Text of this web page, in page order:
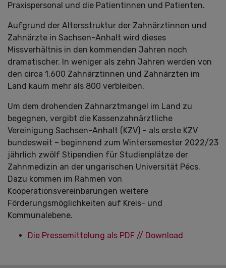
Praxispersonal und die Patientinnen und Patienten.
Aufgrund der Altersstruktur der Zahnärztinnen und
Zahnärzte in Sachsen-Anhalt wird dieses
Missverhältnis in den kommenden Jahren noch
dramatischer. In weniger als zehn Jahren werden von
den circa 1.600 Zahnärztinnen und Zahnärzten im
Land kaum mehr als 800 verbleiben.
Um dem drohenden Zahnarztmangel im Land zu
begegnen, vergibt die Kassenzahnärztliche
Vereinigung Sachsen-Anhalt (KZV) – als erste KZV
bundesweit – beginnend zum Wintersemester 2022/23
jährlich zwölf Stipendien für Studienplätze der
Zahnmedizin an der ungarischen Universität Pécs.
Dazu kommen im Rahmen von
Kooperationsvereinbarungen weitere
Förderungsmöglichkeiten auf Kreis- und
Kommunalebene.
Die Pressemittelung als PDF // Download